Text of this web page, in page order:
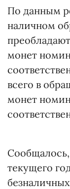
По данным
наличном
монет
всего в
монет
Сообщалось,
текущего